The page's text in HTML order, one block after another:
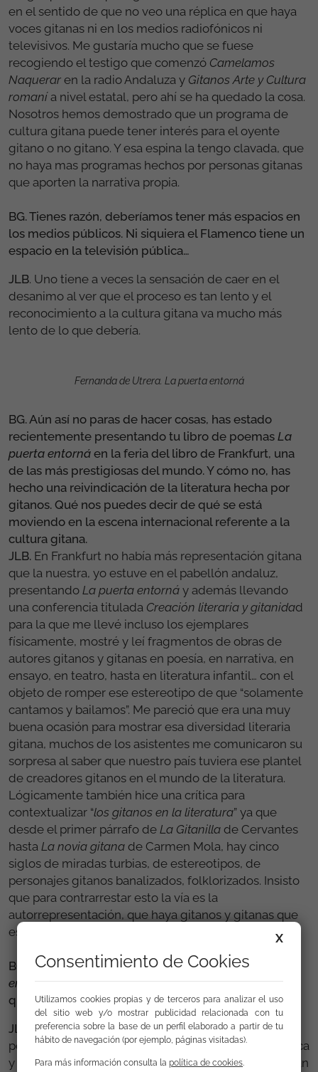
en el sentido de que no veo una réplica en que haya
voces gitanas ni en los medios radiofónicos ni
televisivos. Me gustaría mucho que se fuese
recogiendo el testigo que comenzó Camelamos
Naquerar en la radio Andaluza y Gitanos Arte y Cultura
romanía nivel estatal, pero ahí se ha quedado la cosa.
Nosotros hemos demostrado que un programa de
cultura gitana puede tener interés para el oyente
gitano o no gitano. Y esa espina la tengo clavada, que
no haya mas programas hechos por personas gitanas
que aporten la narrativa propia.
BG. Tienes razón, deberíamos tener más espacios en
los medios públicos. Ni siquiera el Flamenco tiene un
espacio en la televisión pública…
JLB. Uno tiene a veces la sensación de caer en el
desanimo al ver que el proceso es tan lento y el
reconocimiento a la cultura gitana va mucho más
lento de lo que debería.
Fernanda de Utrera. La puerta entorná
BG. Aún así no paras de hacer cosas, has estado
recientemente presentando tu libro de poemas La
puerta entorná en la feria del libro de Frankfurt, una
de las más prestigiosas del mundo. Y cómo no, has
hecho una reivindicación de la literatura hecha por
gitanos. Qué nos puedes decir de qué se está
moviendo en la escena internacional referente a la
cultura gitana.
JLB. En Frankfurt no había más representación gitana
que la nuestra, yo estuve en el pabellón andaluz,
presentando La puerta entorná y además llevando
una conferencia titulada Creación literaria y gitanidad
para la que me llevé incluso los ejemplares
físicamente, mostré y leí fragmentos de obras de
autores gitanos y gitanas en poesía, en narrativa, en
ensayo, en teatro, hasta en literatura infantil… con el
objeto de romper ese estereotipo de que “solamente
cantamos y bailamos”. Me pareció que era una muy
buena ocasión para mostrar esa diversidad literaria
gitana, muchos de los asistentes me comunicaron su
sorpresa al saber que nuestro país tuviera ese plantel
de creadores gitanos en el mundo de la literatura.
Lógicamente también hice una crítica para
contextualizar “los gitanos en la literatura” ya que
desde el primer párrafo de La Gitanilla de Cervantes
hasta La novia gitana de Carmen Mola, hay cinco
siglos de miradas turbias, de estereotipos, de
personajes gitanos banalizados, folklorizados. Insisto
que para contrarrestar esto la vía es la
autorrepresentación, que haya gitanos y gitanas que
escriban en primera persona en todos los géneros.
BG. Como este poemario que nos traes,La puerta
entorná, un título que tiene una gran sonoridad, ¿a
qué suena, de dónde te inspiras?
JLB.
Surge de una necesidad de buscar una voz
poética que nos conecta con la lírica popular flamenca
y en ella la importancia que los gitanos y lo gitano han
X
Consentimiento de Cookies
Utilizamos cookies propias y de terceros para analizar el uso
del sitio web y/o mostrar publicidad relacionada con tu
preferencia sobre la base de un perfil elaborado a partir de tu
hábito de navegación (por ejemplo, páginas visitadas).
Para más información consulta la política de cookies